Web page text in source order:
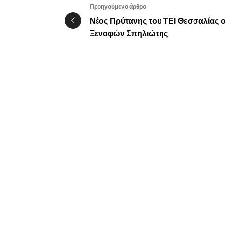
Προηγούμενο άρθρο
Νέος Πρύτανης του ΤΕΙ Θεσσαλίας ο
Ξενοφών Σπηλιώτης